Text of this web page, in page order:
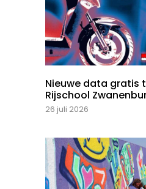
Nieuwe data gratis
Rijschool
26 juli 2026